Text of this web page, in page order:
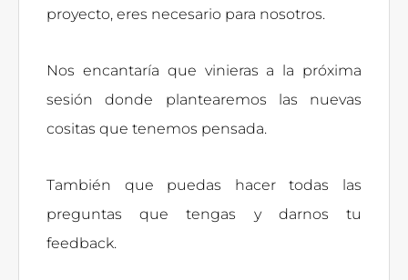
proyecto, eres necesario para nosotros.
Nos encantaría que vinieras a la próxima
sesión donde plantearemos las nuevas
cositas que tenemos pensada.
También que puedas hacer todas las
preguntas que tengas y darnos tu
feedback.